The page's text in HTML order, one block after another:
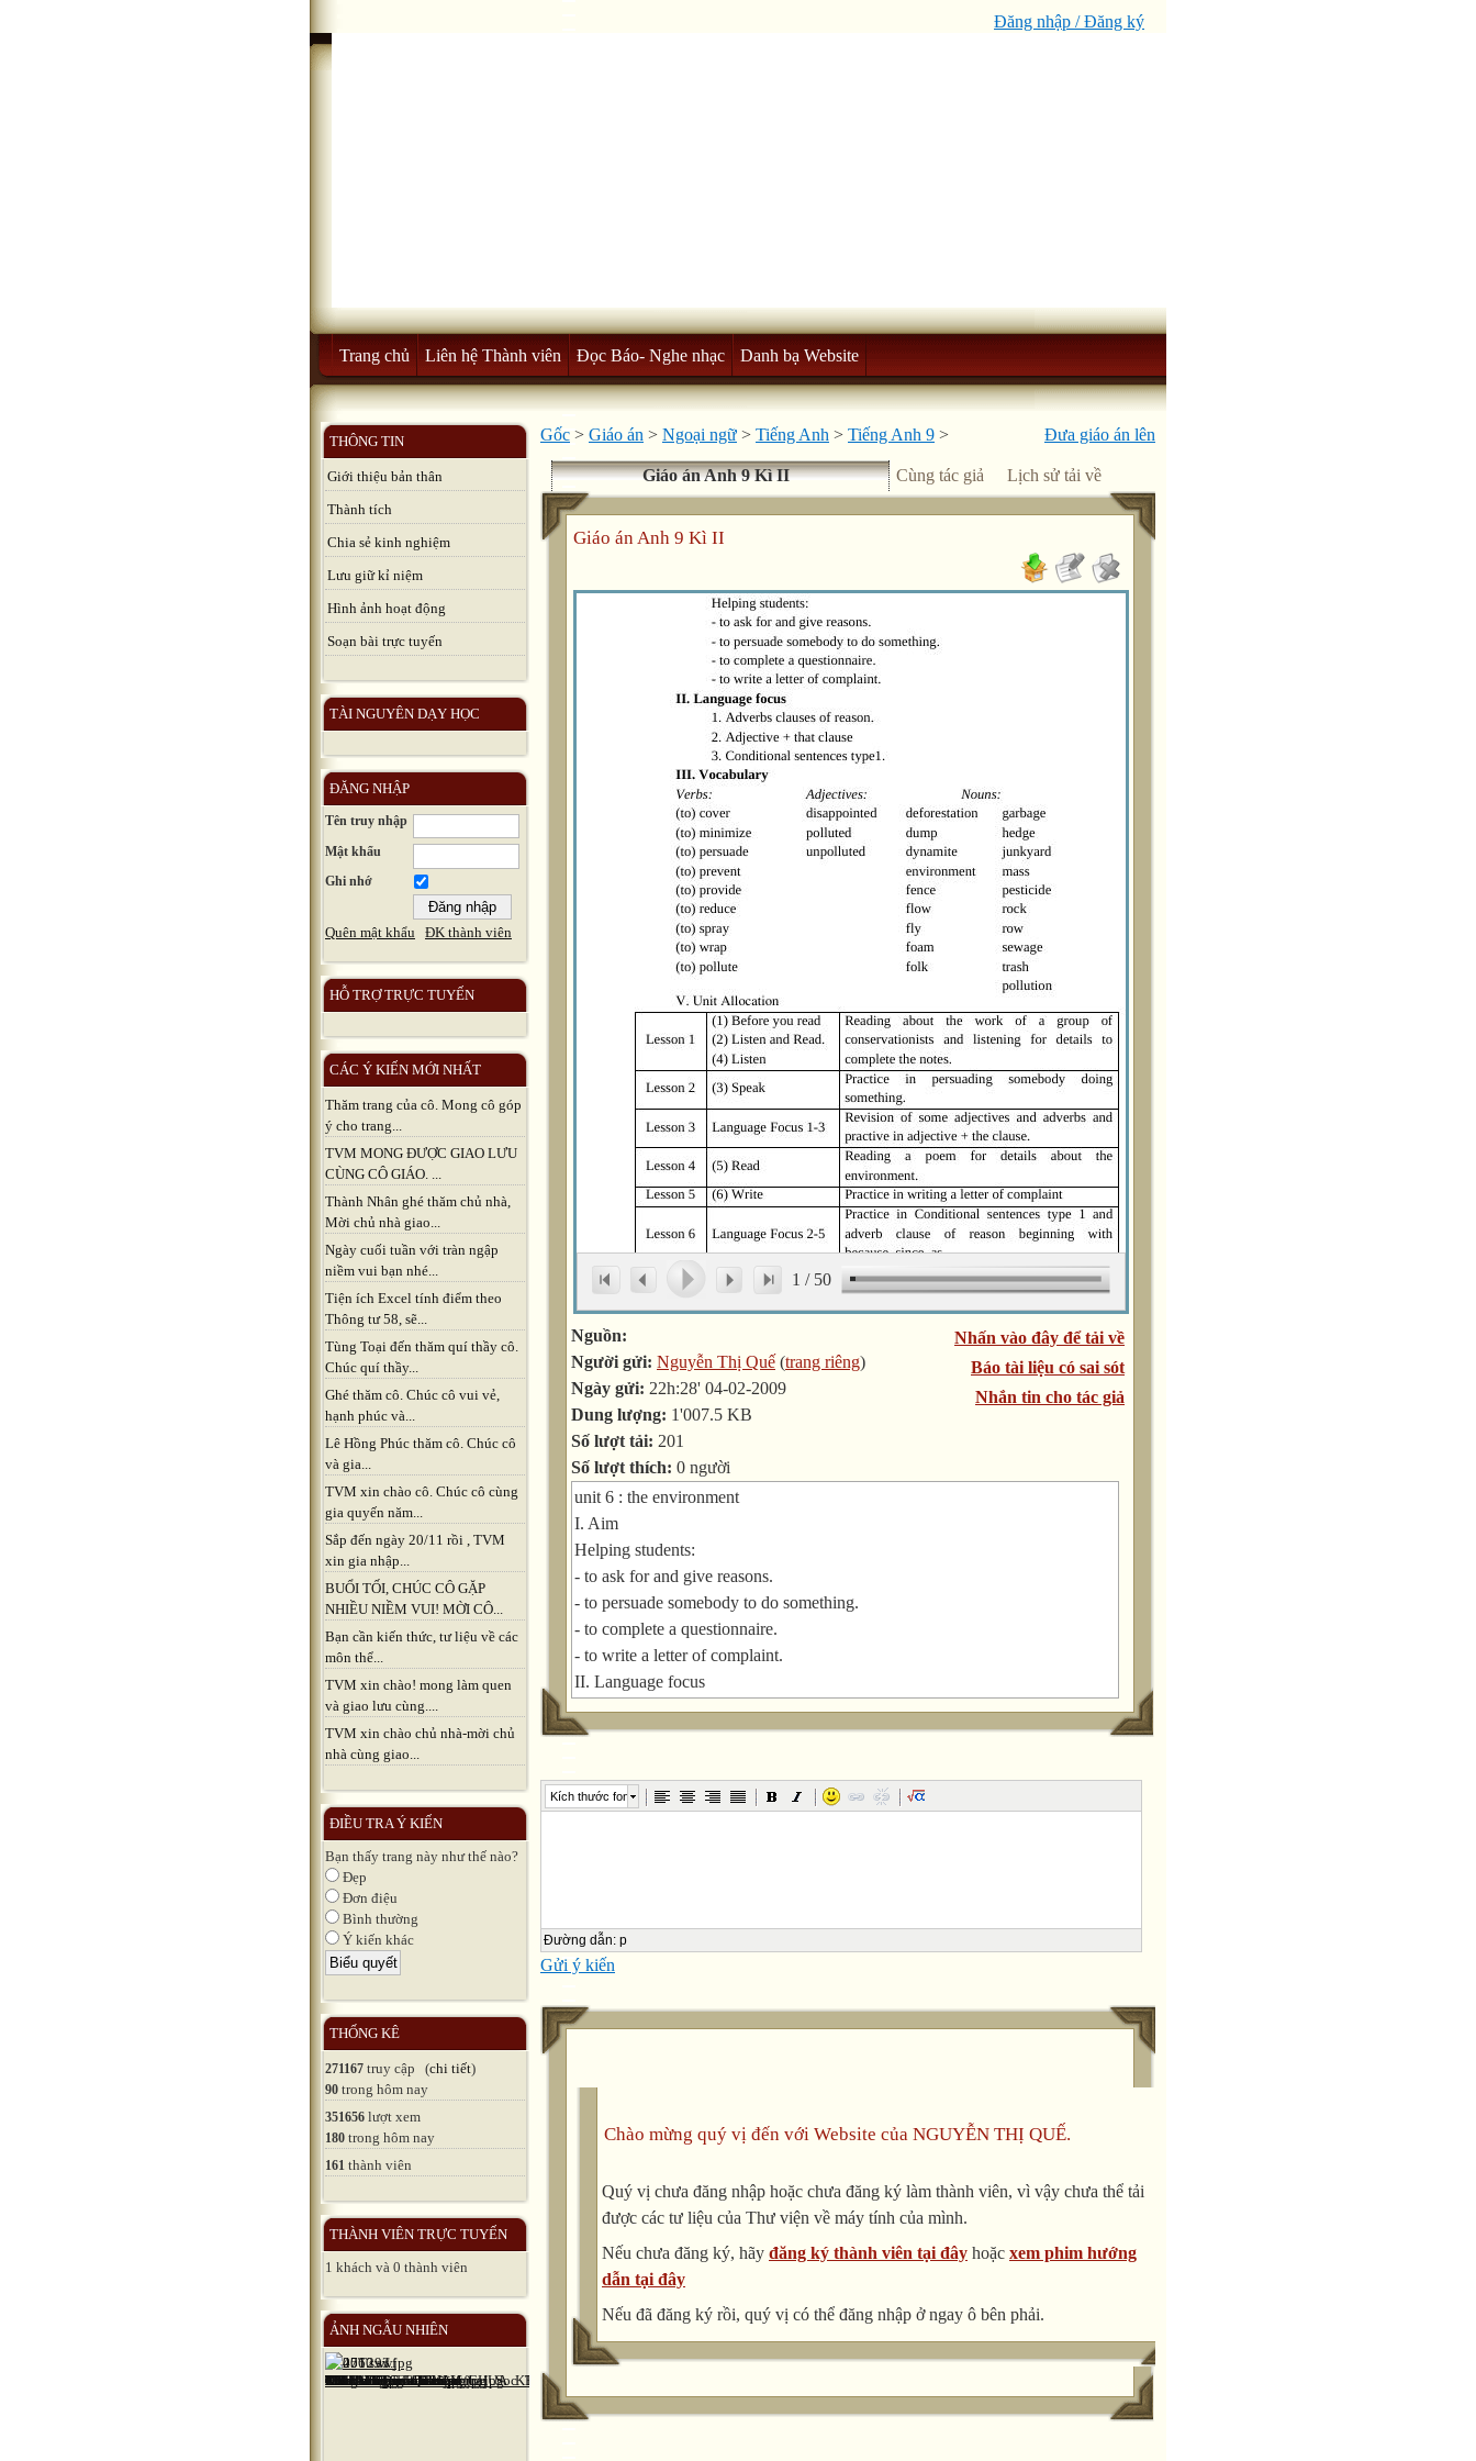
Đăng nhập / Đăng ký
Trang chủ Liên hệ Thành viên Đọc Báo- Nghe nhạc Danh bạ Website
THÔNG TIN
Giới thiệu bản thân
Thành tích
Chia sẻ kinh nghiệm
Lưu giữ kỉ niệm
Hình ảnh hoạt động
Soạn bài trực tuyến
TÀI NGUYÊN DẠY HỌC
ĐĂNG NHẬP
Tên truy nhập
Mật khẩu
Ghi nhớ
Quên mật khẩu ĐK thành viên
HỖ TRỢ TRỰC TUYẾN
CÁC Ý KIẾN MỚI NHẤT
Thăm trang của cô. Mong cô góp
ý cho trang...
TVM MONG ĐƯỢC GIAO LƯU
CÙNG CÔ GIÁO. ...
Thành Nhân ghé thăm chủ nhà,
Mời chủ nhà giao...
Ngày cuối tuần với tràn ngập
niềm vui bạn nhé...
Tiện ích Excel tính điểm theo
Thông tư 58, sẽ...
Tùng Toại đến thăm quí thầy cô.
Chúc quí thầy...
Ghé thăm cô. Chúc cô vui vẻ,
hạnh phúc và...
Lê Hồng Phúc thăm cô. Chúc cô
và gia...
TVM xin chào cô. Chúc cô cùng
gia quyến năm...
Sắp đến ngày 20/11 rồi , TVM
xin gia nhập...
BUỔI TỐI, CHÚC CÔ GẶP
NHIỀU NIỀM VUI! MỜI CÔ...
Bạn cần kiến thức, tư liệu về các
môn thể...
TVM xin chào! mong làm quen
và giao lưu cùng....
TVM xin chào chủ nhà-mời chủ
nhà cùng giao...
ĐIỀU TRA Ý KIẾN
Bạn thấy trang này như thế nào?
Đẹp
Đơn điệu
Bình thường
Ý kiến khác
THỐNG KÊ
271167 truy cập (chi tiết)
90 trong hôm nay
351656 lượt xem
180 trong hôm nay
161 thành viên
THÀNH VIÊN TRỰC TUYẾN
1 khách và 0 thành viên
ẢNH NGẪU NHIÊN
Đưa giáo án lên
Gốc > Giáo án > Ngoại ngữ > Tiếng Anh > Tiếng Anh 9 >
Giáo án Anh 9 Kì II Cùng tác giả Lịch sử tải về
Giáo án Anh 9 Kì II
1 / 50
Nhấn vào đây để tải về
Báo tài liệu có sai sót
Nhắn tin cho tác giả
Nguồn:
Người gửi: Nguyễn Thị Quế (trang riêng)
Ngày gửi: 22h:28' 04-02-2009
Dung lượng: 1'007.5 KB
Số lượt tải: 201
Số lượt thích: 0 người
unit 6 : the environment
I. Aim
Helping students:
- to ask for and give reasons.
- to persuade somebody to do something.
- to complete a questionnaire.
- to write a letter of complaint.
II. Language focus
1. Adverbs clauses of reason.
2. Adjective + that clause
III. Vocabulary
Verbs: Adjectives: Nouns:
(to) provide fence pesticide
(to) reduce flow rock
(to) wrap foam sewage
Lesson 1
(2) Listen and Read.
(4) Listen
details to complete the notes.
Lesson 2
(3) Speak
Practice in persuading somebody doing something.

Lesson 3
Kích thước font
Đường dẫn: p
Gửi ý kiến
Chào mừng quý vị đến với Website của NGUYỄN THỊ QUẾ.
Quý vị chưa đăng nhập hoặc chưa đăng ký làm thành viên, vì vậy chưa thể tải
được các tư liệu của Thư viện về máy tính của mình.
Nếu chưa đăng ký, hãy đăng ký thành viên tại đây hoặc xem phim hướng
dẫn tại đây
Nếu đã đăng ký rồi, quý vị có thể đăng nhập ở ngay ô bên phải.